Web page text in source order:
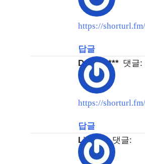
https://
답글
Donal***** 댓글:
https://
답글
Liam*** 댓글: